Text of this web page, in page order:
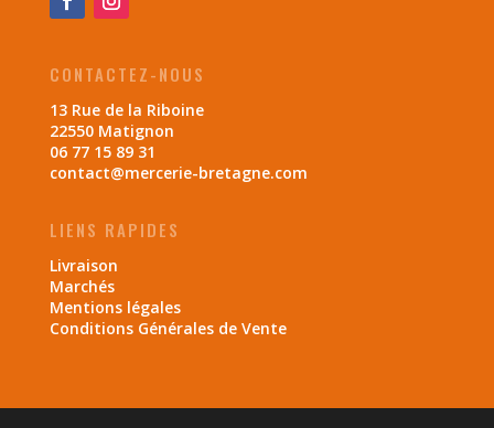
CONTACTEZ-NOUS
13 Rue de la Riboine
22550 Matignon
06 77 15 89 31
contact@mercerie-bretagne.com
LIENS RAPIDES
Livraison
Marchés
Mentions légales
Conditions Générales de Vente